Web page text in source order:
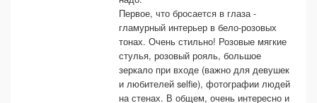
Первое, что бросается в глаза -
гламурный интерьер в бело-розовых
тонах. Очень стильно! Розовые мягкие
стулья, розовый рояль, большое
зеркало при входе (важно для девушек
и любителей selfie), фотографии людей
на стенах. В общем, очень интересно и